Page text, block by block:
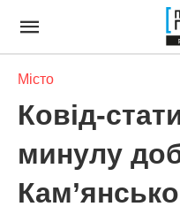
Місто
Ковід-
минулу